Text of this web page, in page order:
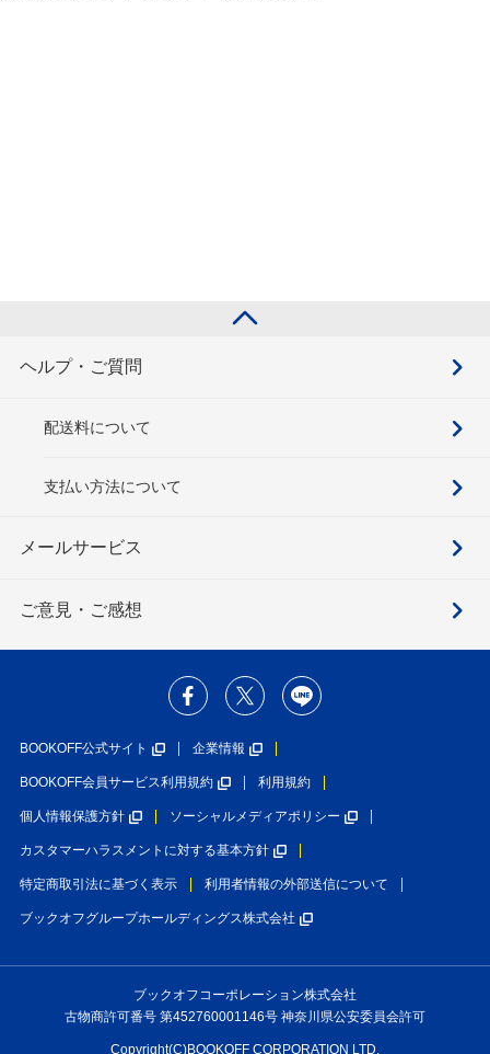
ヘルプ・ご質問
配送料について
支払い方法について
メールサービス
ご意見・ご感想
BOOKOFF公式サイト 企業情報
BOOKOFF会員サービス利用規約 利用規約
個人情報保護方針 ソーシャルメディアポリシー
カスタマーハラスメントに対する基本方針
特定商取引法に基づく表示 利用者情報の外部送信について
ブックオフグループホールディングス株式会社
ブックオフコーポレーション株式会社
古物商許可番号 第452760001146号 神奈川県公安委員会許可
Copyright(C)BOOKOFF CORPORATION LTD.